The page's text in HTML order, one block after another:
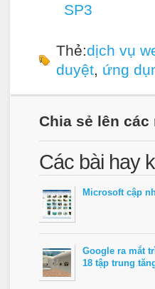
SP3
Thẻ:dịch vụ
duyệt, ứng
Chia sẻ lên các
Các bài hay
Microsoft cập
Google ra mắt
18 tập trung